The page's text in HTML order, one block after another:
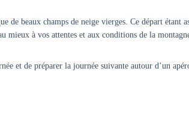
beaux champs de neige vierges. Ce départ étant
mieux à vos attentes et aux conditions de la
et de préparer la journée suivante autour d’un